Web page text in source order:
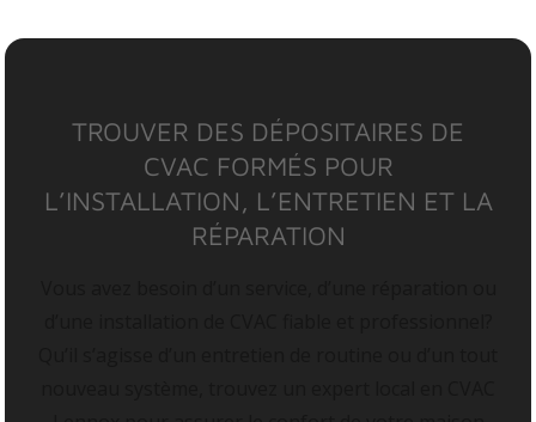
TROUVER DES DÉPOSITAIRES DE
CVAC FORMÉS POUR
L’INSTALLATION, L’ENTRETIEN ET LA
RÉPARATION